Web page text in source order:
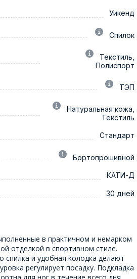
Уикенд
Спилок
Текстиль,
Полиспорт
ТЭП
Натуральная кожа,
Текстиль
Стандарт
Бортопрошивной
КАТИ-Д
30 дней
в практичном и немарком
отделкой в спортивном стиле.
спилка и удобная колодка делают
регулирует посадку. Подкладка